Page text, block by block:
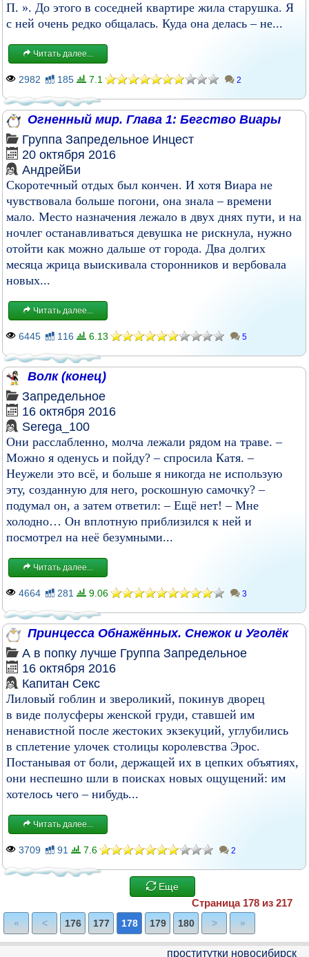
П. ». До этого в соседней квартире жила старушка. Я
с ней очень редко общалась. Куда она делась – не...
Читать далее...
2982 185 7.1 2
Огненный мир. Глава 1: Бегство Виары
Группа Запредельное Инцест
20 октября 2016
АндрейБи
Скоротечный отдых был кончен. И хотя Виара не
чувствовала больше погони, она знала – времени
мало. Место назначения лежало в двух днях пути, и на
ночлег останавливаться девушка не рискнула, нужно
отойти как можно дальше от города. Два долгих
месяца жрица выискивала сторонников и вербовала
новых...
Читать далее...
6445 116 6.13 5
Волк (конец)
Запредельное
16 октября 2016
Serega_100
Они расслабленно, молча лежали рядом на траве. –
Можно я оденусь и пойду? – спросила Катя. –
Неужели это всё, и больше я никогда не использую
эту, созданную для него, роскошную самочку? –
подумал он, а затем ответил: – Ещё нет! – Мне
холодно… Он вплотную приблизился к ней и
посмотрел на неё безумными...
Читать далее...
4664 281 9.06 3
Принцесса Обнажённых. Снежок и Уголёк
А в попку лучше Группа Запредельное
16 октября 2016
Капитан Секс
Лиловый гоблин и звероликий, покинув дворец
в виде полусферы женской груди, ставшей им
ненавистной после жестоких экзекуций, углубились
в сплетение улочек столицы королевства Эрос.
Постанывая от боли, держащей их в цепких объятиях,
они неспешно шли в поисках новых ощущений: им
хотелось чего – нибудь...
Читать далее...
3709 91 7.6 2
Еще
Страница 178 из 217
« < 176 177 178 179 180 > »
проститутки новосибирск